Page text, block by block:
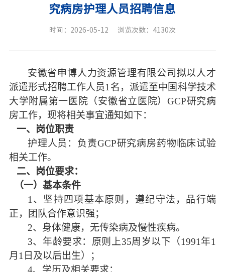
究病房护理人员招聘信息
时间：2026-05-12 浏览次数：4130次
安徽省申博人力资源管理有限公司拟以人才
派遣形式招聘工作人员1 名，派遣至中国科学技术
大学附属第一医院（安徽省立医院） GCP研究病
房工作，现将相关事宜通知如下：
一、岗位职责
护理人员 ：负责GCP研究病房药物临床试验
相关工作。
二、 岗位要求：
（一）基本条件
1、坚持四项基本原则，遵纪守法，品行端
正，
团队合作意识强；
2、身体健康，无传染病及慢性疾病。
3、年龄要求：原则上35周岁以下（1991年1
月1日及以后出生）；
4、学历及相关要求：